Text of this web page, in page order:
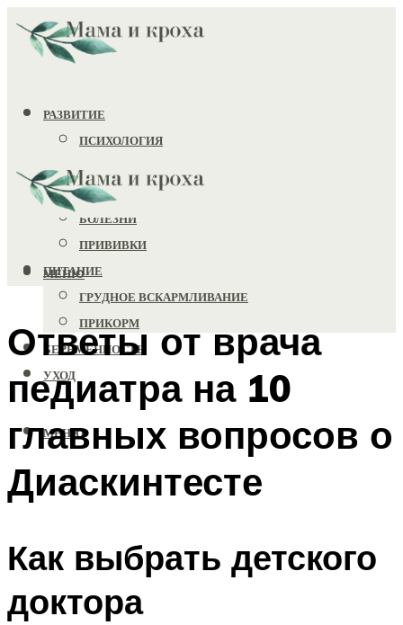
РАЗВИТИЕ
ПСИХОЛОГИЯ
ИГРУШКИ
ЗДОРОВЬЕ
БОЛЕЗНИ
ПРИВИВКИ
ПИТАНИЕ
ГРУДНОЕ ВСКАРМЛИВАНИЕ
ПРИКОРМ
БЕРЕМЕННОСТЬ
УХОД
МЕНЮ
МЕНЮ
Ответы от врача
педиатра на 10
главных вопросов о
Диаскинтесте
Как выбрать детского
доктора